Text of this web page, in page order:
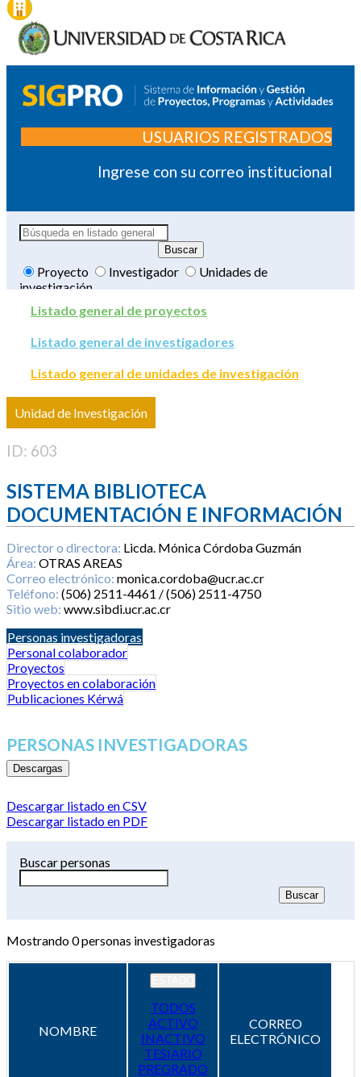
USUARIOS REGISTRADOS
Ingrese con su correo institucional
Proyecto Investigador
Unidades de
investigación
Listado general de proyectos
Listado general de investigadores
Listado general de unidades de investigación
Unidad de Investigación
ID: 603
SISTEMA BIBLIOTECA
DOCUMENTACIÓN E INFORMACIÓN
Director o directora: Licda. Mónica Córdoba Guzmán
Área: OTRAS AREAS
Correo electrónico: monica.cordoba@ucr.ac.cr
Teléfono: (506) 2511-4461 / (506) 2511-4750
Sitio web: www.sibdi.ucr.ac.cr
Personas investigadoras
Personal colaborador
Proyectos
Proyectos en colaboración
Publicaciones Kérwá
PERSONAS INVESTIGADORAS
Descargas
Descargar listado en CSV
Descargar listado en PDF
Buscar personas
Mostrando0personas investigadoras
NOMBRE
TODOS
ACTIVO
INACTIVO
TESIARIO
PREGRADO
CORREO
ELECTRÓNICO